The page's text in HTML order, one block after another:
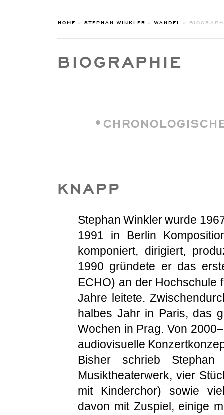
HOME » STEPHAN WINKLER »WANDEL »
BIOGRAPHIE
KNAPP
Stephan Winkler wurde
1991 in Berlin
komponiert, dirigiert,
1990 gründete er das
ECHO) an der Hochschule
Jahre leitete.
halbes Jahr in Paris, das
Wochen in Prag. Von
audiovisuelle
Bisher schrieb
Musiktheaterwerk, vier
mit Kinderchor) sowie
davon mit Zuspiel, einige